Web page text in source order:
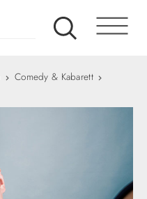
Comedy & Kabarett